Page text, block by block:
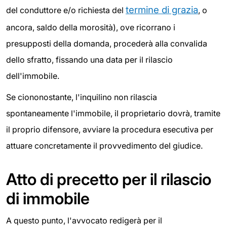
del conduttore e/o richiesta del termine di grazia, o
ancora, saldo della morosità), ove ricorrano i
presupposti della domanda, procederà alla convalida
dello sfratto, fissando una data per il rilascio
dell'immobile.
Se ciononostante, l'inquilino non rilascia
spontaneamente l'immobile, il proprietario dovrà, tramite
il proprio difensore, avviare la procedura esecutiva per
attuare concretamente il provvedimento del giudice.
Atto di precetto per il rilascio
di immobile
A questo punto, l'avvocato redigerà per il